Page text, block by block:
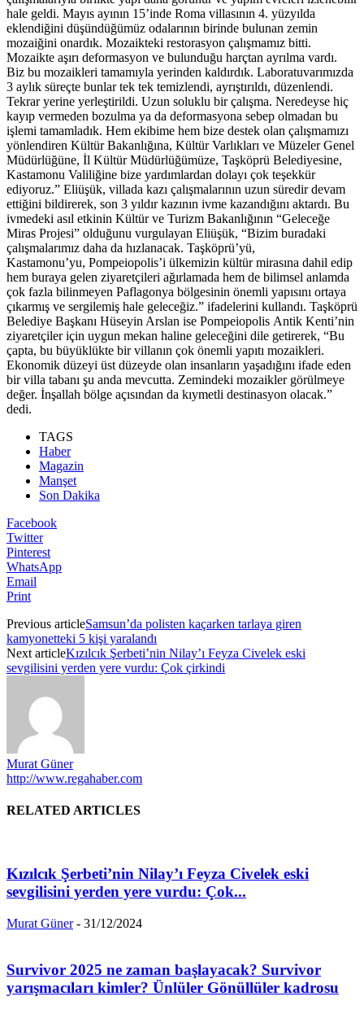
hale geldi. Mayıs ayının 15’inde Roma villasının 4. yüzyılda
eklendiğini düşündüğümüz odalarının birinde bulunan zemin
mozaiğini onardık. Mozaikteki restorasyon çalışmamız bitti.
Mozaikte aşırı deformasyon ve bulunduğu harçtan ayrılma vardı.
Biz bu mozaikleri tamamıyla yerinden kaldırdık. Laboratuvarımızda
3 aylık süreçte bunlar tek tek temizlendi, ayrıştırıldı, düzenlendi.
Tekrar yerine yerleştirildi. Uzun soluklu bir çalışma. Neredeyse hiç
kayıp vermeden bozulma ya da deformasyona sebep olmadan bu
işlemi tamamladık. Hem ekibime hem bize destek olan çalışmamızı
yönlendiren Kültür Bakanlığına, Kültür Varlıkları ve Müzeler Genel
Müdürlüğüne, İl Kültür Müdürlüğümüze, Taşköprü Belediyesine,
Kastamonu Valiliğine bize yardımlardan dolayı çok teşekkür
ediyoruz.” Eliüşük, villada kazı çalışmalarının uzun süredir devam
ettiğini bildirerek, son 3 yıldır kazının ivme kazandığını aktardı. Bu
ivmedeki asıl etkinin Kültür ve Turizm Bakanlığının “Geleceğe
Miras Projesi” olduğunu vurgulayan Eliüşük, “Bizim buradaki
çalışmalarımız daha da hızlanacak. Taşköprü’yü,
Kastamonu’yu, Pompeiopolis’i ülkemizin kültür mirasına dahil edip
hem buraya gelen ziyaretçileri ağırlamada hem de bilimsel anlamda
çok fazla bilinmeyen Paflagonya bölgesinin önemli yapısını ortaya
çıkarmış ve sergilemiş hale geleceğiz.” ifadelerini kullandı. Taşköprü
Belediye Başkanı Hüseyin Arslan ise Pompeiopolis Antik Kenti’nin
ziyaretçiler için uygun mekan haline geleceğini dile getirerek, “Bu
çapta, bu büyüklükte bir villanın çok önemli yapıtı mozaikleri.
Ekonomik düzeyi üst düzeyde olan insanların yaşadığını ifade eden
bir villa tabanı şu anda mevcutta. Zemindeki mozaikler görülmeye
değer. İnşallah bölge açısından da kıymetli destinasyon olacak.”
dedi.
TAGS
Haber
Magazin
Manşet
Son Dakika
Facebook
Twitter
Pinterest
WhatsApp
Email
Print
Previous articleSamsun’da polisten kaçarken tarlaya giren
kamyonetteki 5 kişi yaralandı
Next articleKızılcık Şerbeti’nin Nilay’ı Feyza Civelek eski
sevgilisini yerden yere vurdu: Çok çirkindi
Murat Güner
http://www.regahaber.com
RELATED ARTICLES
Kızılcık Şerbeti’nin Nilay’ı Feyza Civelek eski
sevgilisini yerden yere vurdu: Çok...
Murat Güner - 31/12/2024
Survivor 2025 ne zaman başlayacak? Survivor
yarışmacıları kimler? Ünlüler Gönüllüler kadrosu